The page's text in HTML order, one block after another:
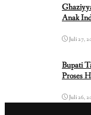
Anak
Juli 27,
Bupati
Proses
Juli 26,